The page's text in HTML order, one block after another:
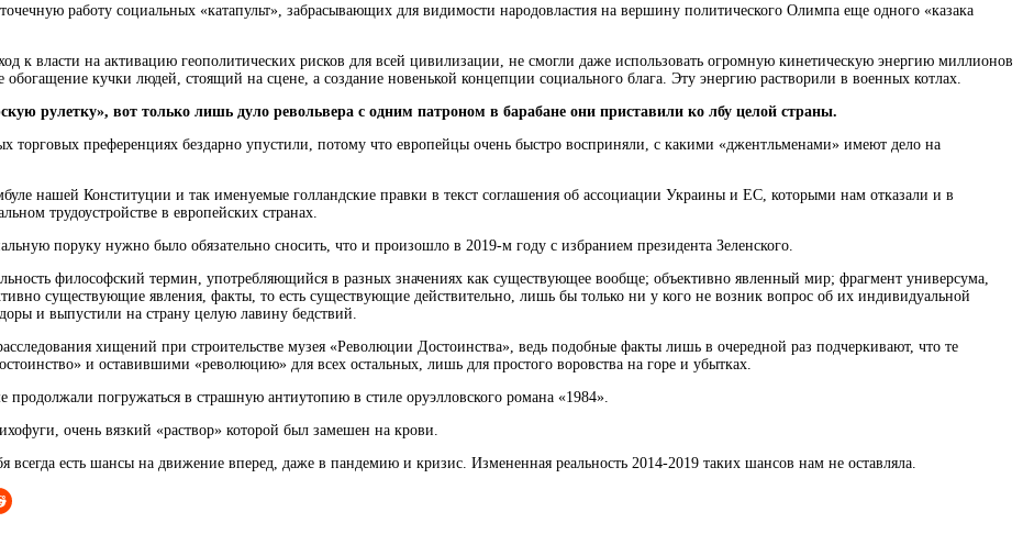
работу социальных «катапульт», забрасывающих для видимости народовластия на вершину политического Олимпа еще одного «казака
к власти на активацию геополитических рисков для всей цивилизации, не смогли даже использовать огромную кинетическую энергию миллионов
кучки людей, стоящий на сцене, а создание новенькой концепции социального блага. Эту энергию растворили в военных котлах.
рулетку», вот только лишь дуло револьвера с одним патроном в барабане они приставили ко лбу целой страны.
торговых преференциях бездарно упустили, потому что европейцы очень быстро восприняли, с какими «джентльменами» имеют дело на
нашей Конституции и так именуемые голландские правки в текст соглашения об ассоциации Украины и ЕС, которыми нам отказали и в
трудоустройстве в европейских странах.
поруку нужно было обязательно сносить, что и произошло в 2019-м году с избранием президента Зеленского.
философский термин, употребляющийся в разных значениях как существующее вообще; объективно явленный мир; фрагмент универсума,
существующие явления, факты, то есть существующие действительно , лишь бы только ни у кого не возник вопрос об их индивидуальной
и выпустили на страну целую лавину бедствий.
хищений при строительстве музея «Революции Достоинства», ведь подобные факты лишь в очередной раз подчеркивают, что те
и оставившими «революцию» для всех остальных, лишь для простого воровства на горе и убытках.
погружаться в страшную антиутопию в стиле оруэлловского романа «1984».
очень вязкий «раствор» которой был замешен на крови.
есть шансы на движение вперед, даже в пандемию и кризис. Измененная реальность 2014-2019 таких шансов нам не оставляла.